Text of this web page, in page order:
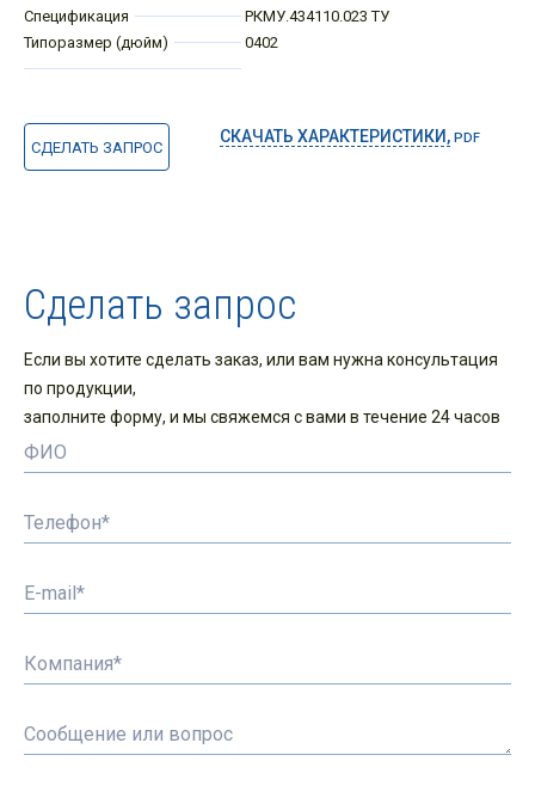
Спецификация
РКМУ.434110.023 ТУ
Типоразмер (дюйм)
0402
СДЕЛАТЬ ЗАПРОС
СКАЧАТЬ ХАРАКТЕРИСТИКИ, PDF
Сделать запрос
Если вы хотите сделать заказ, или вам нужна консультация
по продукции,
заполните форму, и мы свяжемся с вами в течение 24 часов